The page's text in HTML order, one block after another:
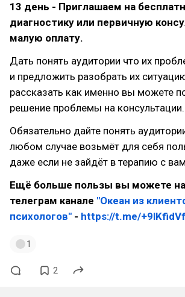
13 день - Приглашаем на
диагностику или первичную
малую оплату.
Дать понять аудитории что их
и предложить разобрать их
рассказать как именно вы можете
решение проблемы на консультации.
Обязательно дайте понять
любом случае возьмёт для себя
даже если не зайдёт в терапию с
Ещё больше пользы вы можете
телеграм канале "Океан из
психологов" - https://t.me/
1
2